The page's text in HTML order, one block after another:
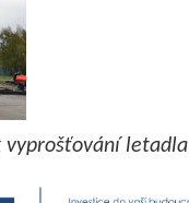
vyprošťování letadla